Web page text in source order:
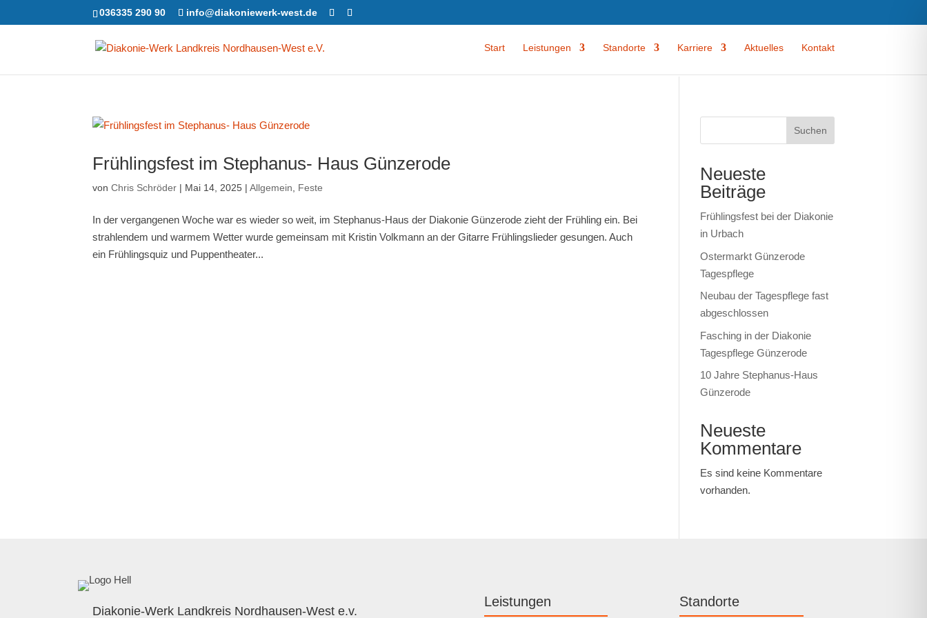
036335 290 90 info@diakoniewerk-west.de
Start Leistungen Standorte Karriere Aktuelles Kontakt
Frühlingsfest im Stephanus- Haus Günzerode
vonChris Schröder | Mai 14, 2025 |Allgemein Feste
In der vergangenen Woche war es wieder so weit, im Stephanus-Haus der Diakonie Günzerode zieht der Frühling ein. Bei
strahlendem und warmem Wetter wurde gemeinsam mit Kristin Volkmann an der Gitarre Frühlingslieder gesungen. Auch
ein Frühlingsquiz und Puppentheater...
Suchen
Neueste
Beiträge
Frühlingsfest bei der Diakonie
in Urbach
Ostermarkt Günzerode
Tagespflege
Neubau der Tagespflege fast
abgeschlossen
Fasching in der Diakonie
Tagespflege Günzerode
10 Jahre Stephanus-Haus
Günzerode
Neueste
Kommentare
Es sind keine Kommentare
vorhanden.
Diakonie-Werk Landkreis Nordhausen-West e.v.
Leistungen Standorte